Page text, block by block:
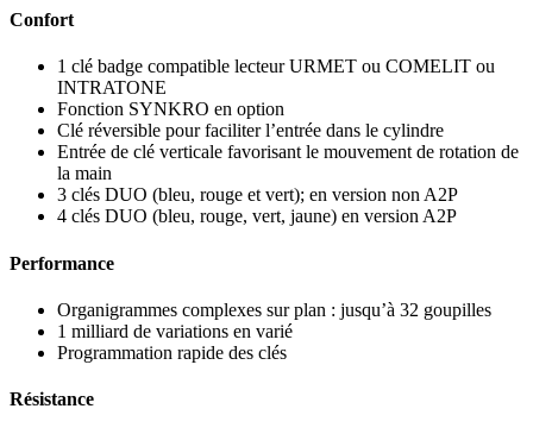
Confort
1 clé badge compatible lecteur URMET ou COMELIT ou
INTRATONE
Fonction SYNKRO en option
Clé réversible pour faciliter l’entrée dans le cylindre
Entrée de clé verticale favorisant le mouvement de rotation de
la main
3 clés DUO (bleu, rouge et vert); en version non A2P
4 clés DUO (bleu, rouge, vert, jaune) en version A2P
Performance
Organigrammes complexes sur plan : jusqu’à 32 goupilles
1 milliard de variations en varié
Programmation rapide des clés
Résistance